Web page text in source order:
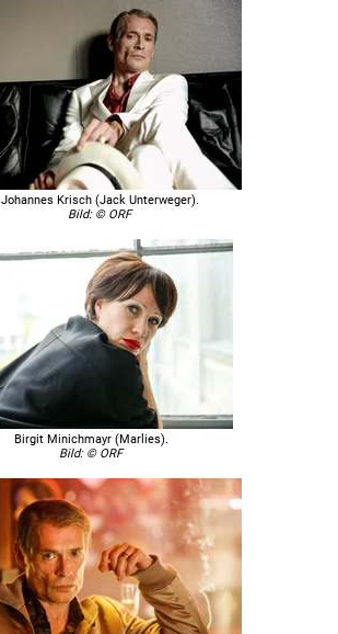
Johannes Krisch (Jack Unterweger).
Bild: © ORF
Birgit Minichmayr (Marlies).
Bild: © ORF